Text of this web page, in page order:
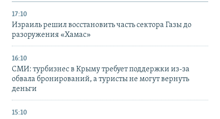
17:10
Израиль решил восстановить часть сектора Газы до
разоружения «Хамас»
16:10
СМИ: турбизнес в Крыму требует поддержки из-за
обвала бронирований, а туристы не могут вернуть
деньги
15:10